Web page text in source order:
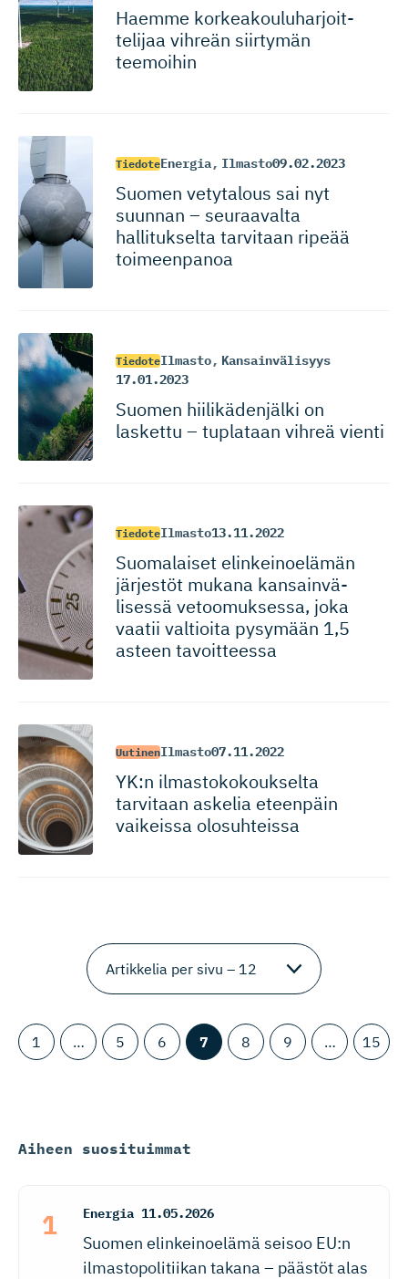
Haemme korkeakou­lu­har­joit­
telijaa vihreän siirtymän
teemoihin
TiedoteEnergia, Ilmasto09.02.2023
Suomen vetytalous sai nyt
suunnan – seuraavalta
hallitukselta tarvitaan ripeää
toimeenpanoa
TiedoteIlmasto, Kansainvälisyys
17.01.2023
Suomen hiilikädenjälki on
laskettu – tuplataan vihreä vienti
TiedoteIlmasto13.11.2022
Suomalaiset elinkeinoelämän
järjestöt mukana kansainvä­
lisessä vetoomuksessa, joka
vaatii valtioita pysymään 1,5
asteen tavoitteessa
UutinenIlmasto07.11.2022
YK:n ilmastoko­koukselta
tarvitaan askelia eteenpäin
vaikeissa olosuhteissa
1 … 5 6 7 8 9 … 15
Aiheen suosituimmat
Energia 11.05.2026
Suomen elinkeinoelämä seisoo EU:n
ilmastopolitiikan takana – päästöt alas